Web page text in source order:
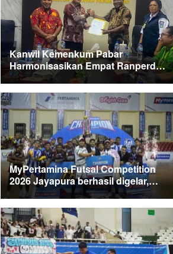
Kanwil Kemenkum Pabar
Harmonisasikan Empat Ranperda
Kabupaten Teluk Wondama
MyPertamina Futsal Competition
2026 Jayapura berhasil digelar,
dorong talenta muda berprestasi